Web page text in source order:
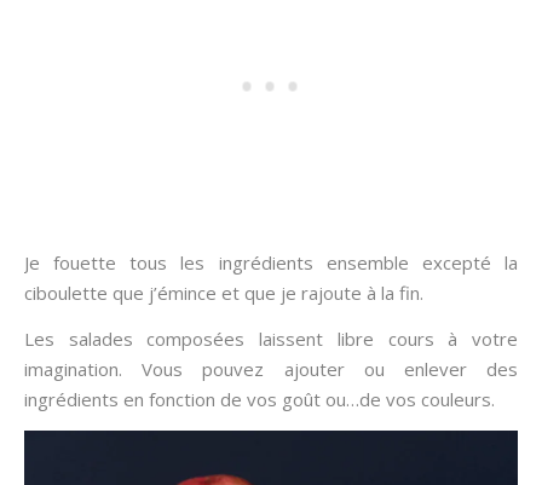
Je fouette tous les ingrédients ensemble excepté la
ciboulette que j’émince et que je rajoute à la fin.
Les salades composées laissent libre cours à votre
imagination. Vous pouvez ajouter ou enlever des
ingrédients en fonction de vos goût ou…de vos couleurs.